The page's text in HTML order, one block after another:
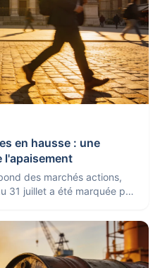
en hausse : une
l'apaisement
des marchés actions,
31 juillet a été marquée par